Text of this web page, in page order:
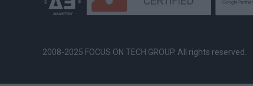
2008-2025 FOCUS ON TECH GROUP. All rights reserved.